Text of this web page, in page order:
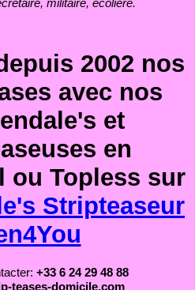
militaire, écolière.
2002 nos
avec nos
et
en
ou Topless sur
Stripteaseur
+33 6 24 29 48 88
teases-domicile.com